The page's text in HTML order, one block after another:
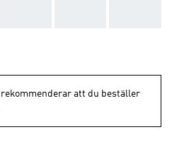
rekommenderar att du beställer